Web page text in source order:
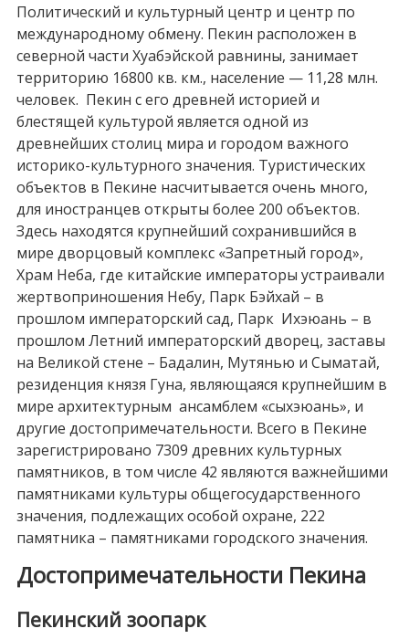
Политический и культурный центр и центр по
международному обмену. Пекин расположен в
северной части Хуабэйской равнины, занимает
территорию 16800 кв. км., население — 11,28 млн.
человек. Пекин с его древней историей и
блестящей культурой является одной из
древнейших столиц мира и городом важного
историко-культурного значения. Туристических
объектов в Пекине насчитывается очень много,
для иностранцев открыты более 200 объектов.
Здесь находятся крупнейший сохранившийся в
мире дворцовый комплекс «Запретный город»,
Храм Неба, где китайские императоры устраивали
жертвоприношения Небу, Парк Бэйхай – в
прошлом императорский сад, Парк Ихэюань – в
прошлом Летний императорский дворец, заставы
на Великой стене – Бадалин, Мутянью и Сыматай,
резиденция князя Гуна, являющаяся крупнейшим в
мире архитектурным ансамблем «сыхэюань», и
другие достопримечательности. Всего в Пекине
зарегистрировано 7309 древних культурных
памятников, в том числе 42 являются важнейшими
памятниками культуры общегосударственного
значения, подлежащих особой охране, 222
памятника – памятниками городского значения.
Достопримечательности Пекина
Пекинский зоопарк